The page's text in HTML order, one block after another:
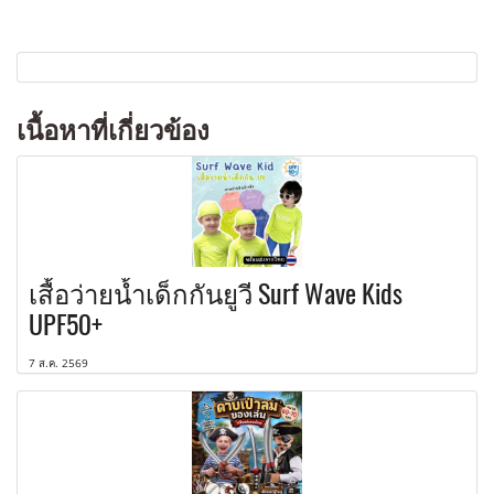
เนื้อหาที่เกี่ยวข้อง
เสื้อว่ายน้ำเด็กกันยูวี Surf Wave Kids
UPF50+
7 ส.ค. 2569